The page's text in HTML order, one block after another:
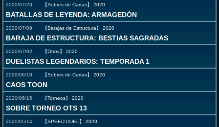
2020/07/23 【Sobres de Cartas】 2020
BATALLAS DE LEYENDA: ARMAGEDÓN
2020/07/09 【Barajas de Estructura】 2020
BARAJA DE ESTRUCTURA: BESTIAS SAGRADAS
2020/07/02 【Otros】 2020
DUELISTAS LEGENDARIOS: TEMPORADA 1
2020/06/18 【Sobres de Cartas】 2020
CAOS TOON
2020/06/15 【Torneos】 2020
SOBRE TORNEO OTS 13
2020/05/14 【SPEED DUEL】 2020